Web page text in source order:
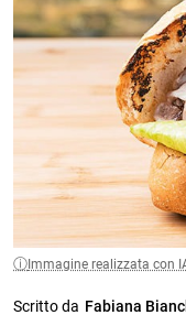
Immagine realizzata con
Scritto da Fabiana